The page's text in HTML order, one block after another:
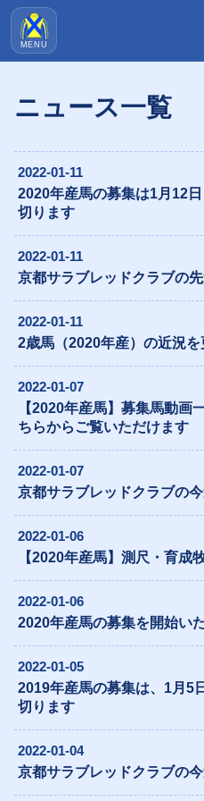
MENU
ニュース一覧
2022-01-11
2020年産馬の募集は1月12
切ります
2022-01-11
京都サラブレッドクラブの
2022-01-11
2歳馬（2020年産）の近況を
2022-01-07
【2020年産馬】募集馬動画
ちらからご覧いただけます
2022-01-07
京都サラブレッドクラブの
2022-01-06
【2020年産馬】測尺・育成
2022-01-06
2020年産馬の募集を開始い
2022-01-05
2019年産馬の募集は、1月5
切ります
2022-01-04
京都サラブレッドクラブの